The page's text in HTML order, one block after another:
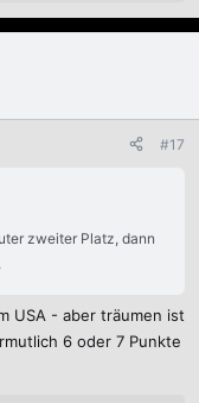
#17
zweiter Platz, dann
USA - aber träumen ist
6 oder 7 Punkte